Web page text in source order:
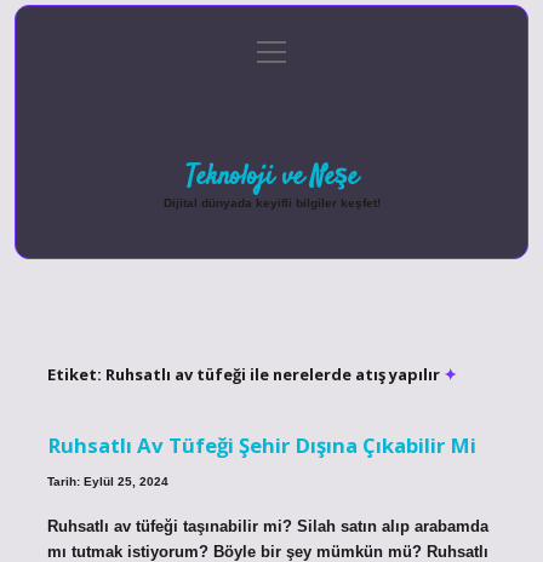
Gizlilik Politikası
menüyü
aç
Teknoloji ve Neşe
Dijital dünyada keyifli bilgiler keşfet!
Etiket: Ruhsatlı av tüfeği ile nerelerde atış yapılır
Ruhsatlı Av Tüfeği Şehir Dışına Çıkabilir Mi
Tarih: Eylül 25, 2024
Ruhsatlı av tüfeği taşınabilir mi? Silah satın alıp arabamda
mı tutmak istiyorum? Böyle bir şey mümkün mü? Ruhsatlı